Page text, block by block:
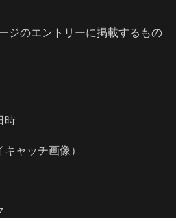
ジのエントリーに掲載するもの
時
ャッチ画像）